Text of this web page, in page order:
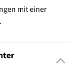
mit einer